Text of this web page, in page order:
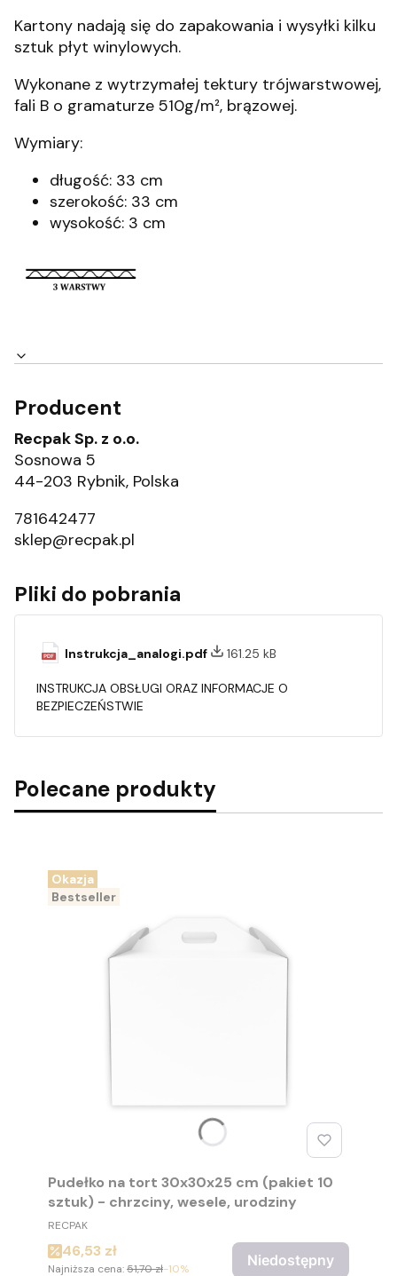
Kartony nadają się do zapakowania i wysyłki kilku
sztuk płyt winylowych.
Wykonane z wytrzymałej tektury trójwarstwowej,
fali B o gramaturze 510g/m², brązowej.
Wymiary:
długość: 33 cm
szerokość: 33 cm
wysokość: 3 cm
Producent
Recpak Sp. z o.o.
Sosnowa 5
44-203 Rybnik, Polska
781642477
sklep@recpak.pl
Pliki do pobrania
Instrukcja_analogi.pdf 161.25 kB
INSTRUKCJA OBSŁUGI ORAZ INFORMACJE O
BEZPIECZEŃSTWIE
Polecane produkty
Okazja
Bestseller
Pudełko na tort 30x30x25 cm (pakiet 10
sztuk) - chrzciny, wesele, urodziny
PRODUCENT
RECPAK
Cena promocyjna
46,53 zł
Najniższa cena:51,70 zł-10%
Niedostępny